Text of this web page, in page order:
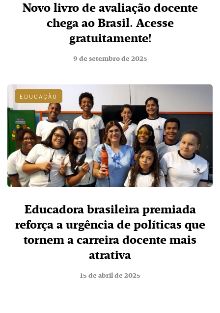
Novo livro de avaliação docente
chega ao Brasil. Acesse
gratuitamente!
9 de setembro de 2025
EDUCAÇÃO
Educadora brasileira premiada
reforça a urgência de políticas que
tornem a carreira docente mais
atrativa
15 de abril de 2025